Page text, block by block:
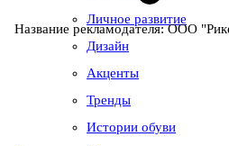
Личное развитие
Дизайн
Акценты
Тренды
Истории обуви
Название рекламодателя: ООО